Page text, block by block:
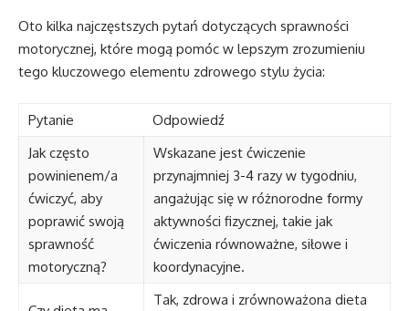
Oto kilka najczęstszych pytań dotyczących sprawności
motorycznej, które mogą pomóc w lepszym zrozumieniu
tego kluczowego elementu zdrowego stylu życia:
Pytanie
Odpowiedź
Jak często
powinienem/a
ćwiczyć, aby
poprawić swoją
sprawność
motoryczną?
Wskazane jest ćwiczenie
przynajmniej 3-4 razy w tygodniu,
angażując się w różnorodne formy
aktywności fizycznej, takie jak
ćwiczenia równoważne, siłowe i
koordynacyjne.
Tak, zdrowa i zrównoważona dieta